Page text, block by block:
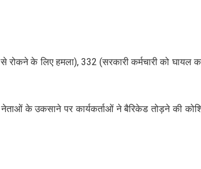
रोकने के लिए हमला), 332 (सरकारी कर्मचारी को घायल
नेताओं के उकसाने पर कार्यकर्ताओं ने बैरिकेड तोड़ने की